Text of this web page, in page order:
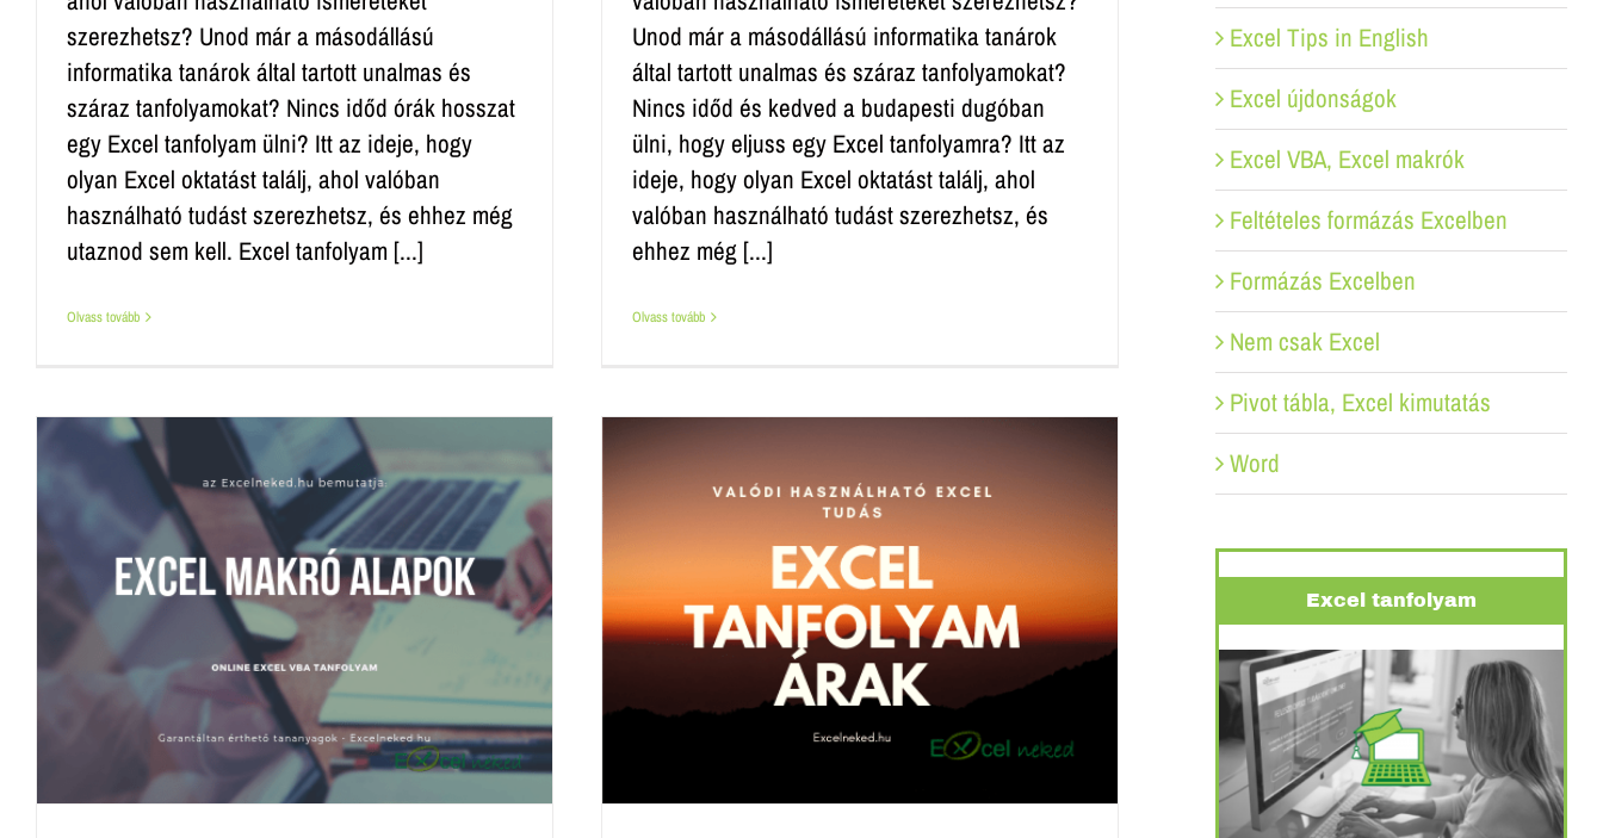
szerezhetsz? Unod már a másodállású
informatika tanárok által tartott unalmas és
száraz tanfolyamokat? Nincs időd órák hosszat
egy Excel tanfolyam ülni? Itt az ideje, hogy
olyan Excel oktatást találj, ahol valóban
használható tudást szerezhetsz, és ehhez még
utaznod sem kell. Excel tanfolyam [...]
Olvass tovább
Unod már a másodállású informatika tanárok
által tartott unalmas és száraz tanfolyamokat?
Nincs időd és kedved a budapesti dugóban
ülni, hogy eljuss egy Excel tanfolyamra? Itt az
ideje, hogy olyan Excel oktatást találj, ahol
valóban használható tudást szerezhetsz, és
ehhez még [...]
Olvass tovább
Excel tanfolyam árak
Excel tanulás
Excel Tips in English
Excel újdonságok
Excel VBA, Excel makrók
Feltételes formázás Excelben
Formázás Excelben
Nem csak Excel
Pivot tábla, Excel kimutatás
Word
Excel tanfolyam